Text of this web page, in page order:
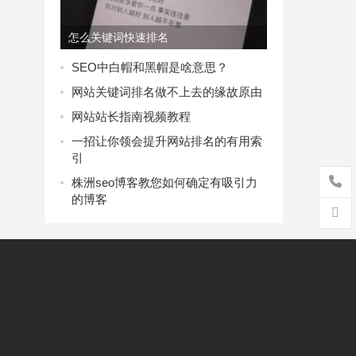
怎么关键词快速排名
SEO中白帽和黑帽是啥意思？
网站关键词排名做不上去的缘故原由
网站站长指南视频教程
一招让你领会提升网站排名的有用索
引
株洲seo博客教您如何确定有吸引力
的博客